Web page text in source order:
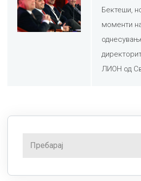
Бектеши,
моменти
ЛИОН од